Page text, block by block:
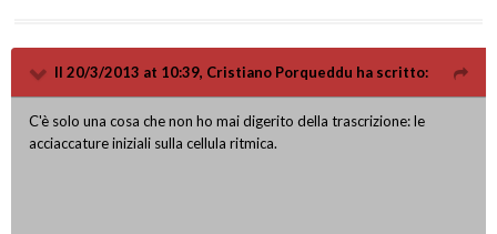
Il 20/3/2013 at 10:39, Cristiano Porqueddu ha scritto:
C'è solo una cosa che non ho mai digerito della trascrizione: le
acciaccature iniziali sulla cellula ritmica.